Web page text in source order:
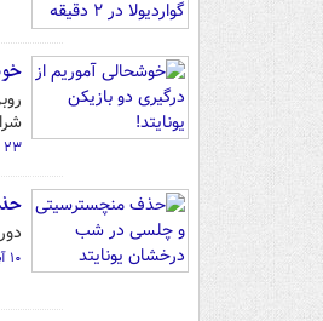
۲۳ آذر ۰۳ - ۱۴:۱۲
۱۰ آبان ۰۳ - ۰۹:۵۶